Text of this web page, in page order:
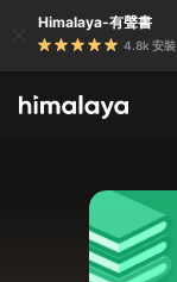
Himalaya-有聲書
4.8k 安裝